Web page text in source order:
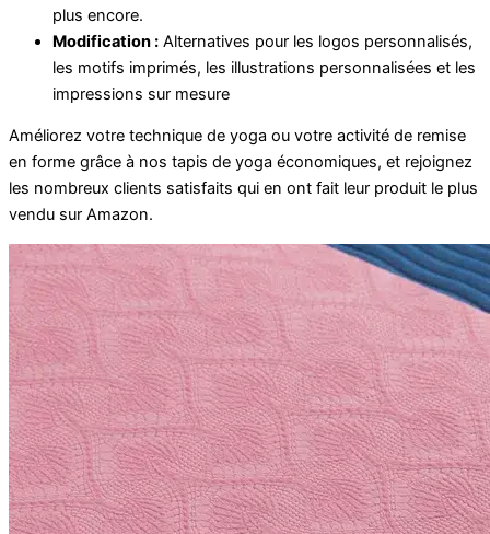
plus encore.
Modification : Alternatives pour les logos personnalisés,
les motifs imprimés, les illustrations personnalisées et les
impressions sur mesure
Améliorez votre technique de yoga ou votre activité de remise
en forme grâce à nos tapis de yoga économiques, et rejoignez
les nombreux clients satisfaits qui en ont fait leur produit le plus
vendu sur Amazon.